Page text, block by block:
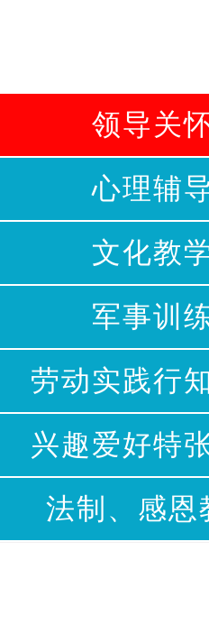
领导关
心理辅
文化教
军事训
劳动实践行
兴趣爱好特
法制、感恩